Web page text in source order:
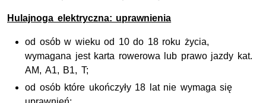
Hulajnoga elektryczna: uprawnienia
od osób w wieku od 10 do 18 roku życia,
wymagana jest karta rowerowa lub prawo jazdy kat.
AM, A1, B1, T;
od osób które ukończyły 18 lat nie wymaga się